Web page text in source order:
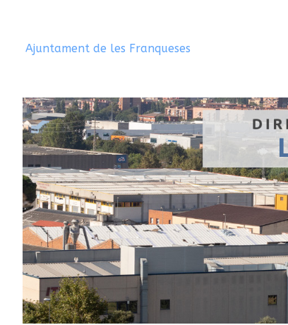
Ajuntament de les Franqueses